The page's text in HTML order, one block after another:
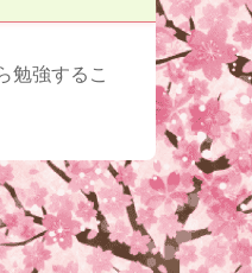
勉強するこ